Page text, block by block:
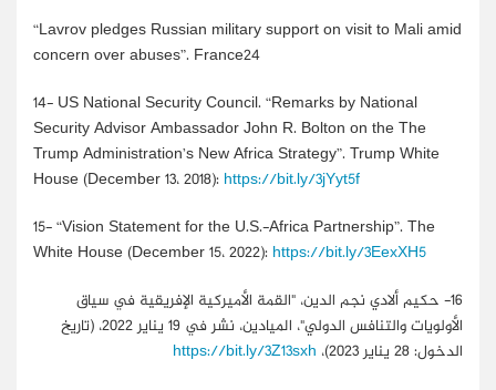
“Lavrov pledges Russian military support on visit to Mali amid
concern over abuses”. France24
14- US National Security Council. “Remarks by National
Security Advisor Ambassador John R. Bolton on the The
Trump Administration’s New Africa Strategy”. Trump White
House (December 13، 2018): https://bit.ly/3jYyt5f
15-“Vision Statement for the U.S.-Africa Partnership”. The
White House (December 15، 2022): https://bit.ly/3EexXH5
16- حكيم ألادي نجم الدين، "القمة الأميركية الإفريقية في سياق
الأولويات والتنافس الدولي"، الميادين، نشر في 19 يناير 2022، (تاريخ
الدخول: 28 يناير 2023)،
https://bit.ly/3Z13sxh